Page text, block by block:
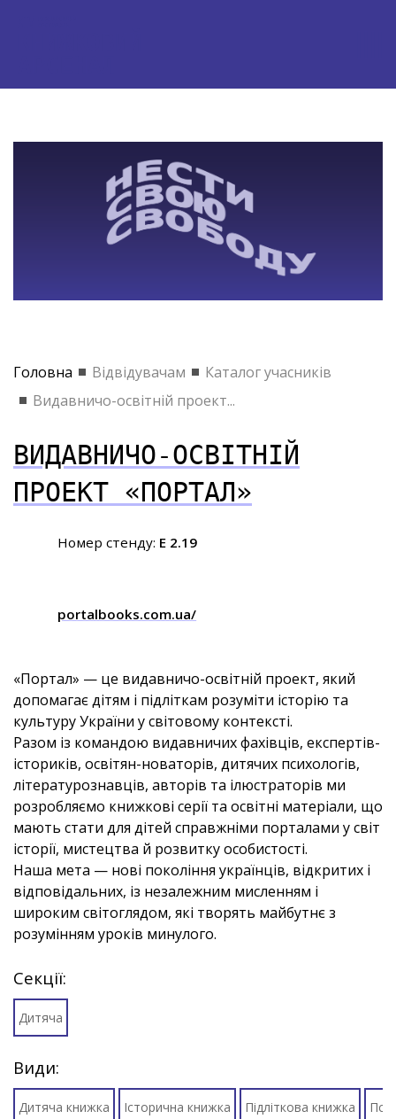
Головна Відвідувачам
Каталог учасників
Видавничо-освітній проект...
ВИДАВНИЧО-ОСВІТНІЙ
ПРОЕКТ «ПОРТАЛ»
Номер стенду: E 2.19
portalbooks.com.ua/
«Портал» — це видавничо-освітній проект, який
допомагає дітям і підліткам розуміти історію та
культуру України у світовому контексті.
Разом із командою видавничих фахівців, експертів-
істориків, освітян-новаторів, дитячих психологів,
літературознавців, авторів та ілюстраторів ми
розробляємо книжкові серії та освітні матеріали, що
мають стати для дітей справжніми порталами у світ
історії, мистецтва й розвитку особистості.
Наша мета — нові покоління українців, відкритих і
відповідальних, із незалежним мисленням і
широким світоглядом, які творять майбутнє з
розумінням уроків минулого.
Секції:
Дитяча
Види:
Дитяча книжка Історична книжка Підліткова книжка